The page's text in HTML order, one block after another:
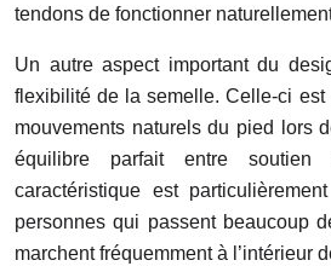
tendons de fonctionner
Un autre aspect important du
flexibilité de la semelle. Celle-ci
mouvements naturels du pied lors
équilibre parfait entre soutien
caractéristique est
personnes qui passent beaucoup
marchent fréquemment à l’intérieur